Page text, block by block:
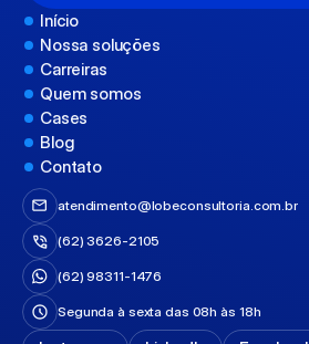
Início
Nossa soluções
Carreiras
Quem somos
Cases
Blog
Contato
atendimento@lobeconsultoria.com.br
(62) 3626-2105
(62) 98311-1476
Segunda à sexta das 08h às 18h